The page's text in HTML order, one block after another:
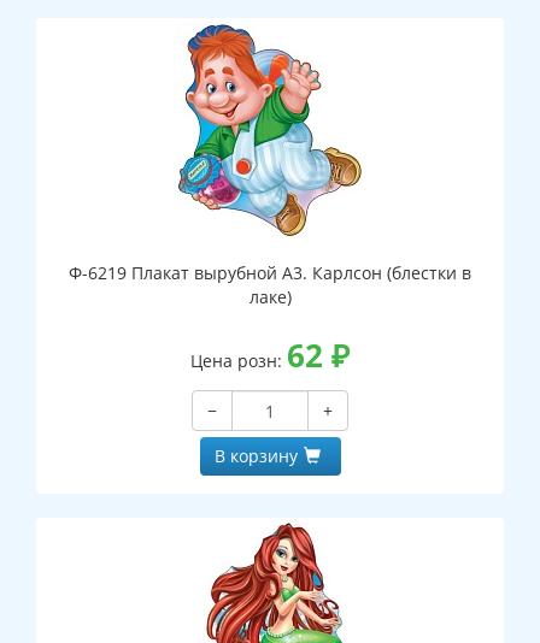
Ф-6219 Плакат вырубной А3. Карлсон (блестки в
лаке)
Цена розн: 62 ₽
−
+
В корзину